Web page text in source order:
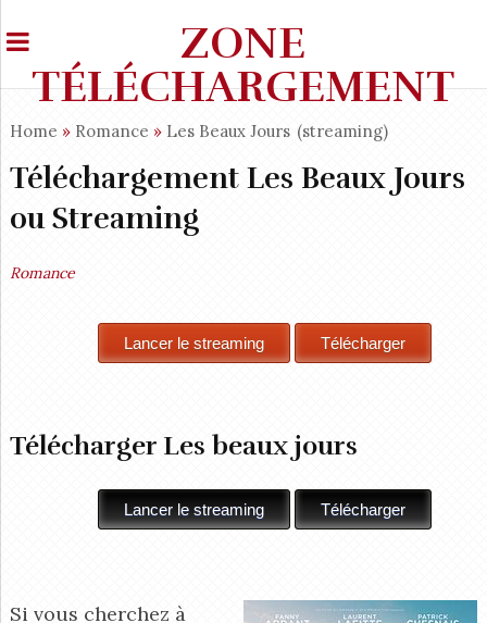
ZONE
TÉLÉCHARGEMENT
Home » Romance » Les Beaux Jours (streaming)
Téléchargement Les Beaux Jours
ou Streaming
Romance
Télécharger Les beaux jours
Si vous cherchez à